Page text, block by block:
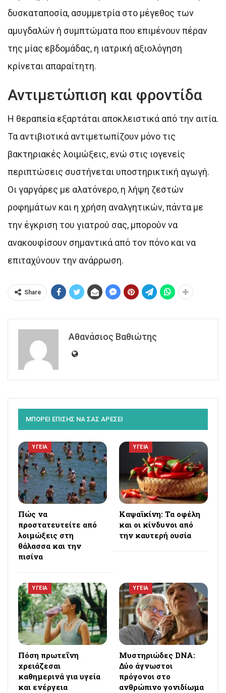
δυσκαταποσία, ασυμμετρία στο μέγεθος των
αμυγδαλών ή συμπτώματα που επιμένουν πέραν
της μίας εβδομάδας, η ιατρική αξιολόγηση
κρίνεται απαραίτητη.
Αντιμετώπιση και φροντίδα
Η θεραπεία εξαρτάται αποκλειστικά από την αιτία.
Τα αντιβιοτικά αντιμετωπίζουν μόνο τις
βακτηριακές λοιμώξεις, ενώ στις ιογενείς
περιπτώσεις συστήνεται υποστηρικτική αγωγή.
Οι γαργάρες με αλατόνερο, η λήψη ζεστών
ροφημάτων και η χρήση αναλγητικών, πάντα με
την έγκριση του γιατρού σας, μπορούν να
ανακουφίσουν σημαντικά από τον πόνο και να
επιταχύνουν την ανάρρωση.
Share
Αθανάσιος Βαθιώτης
ΜΠΟΡΕΙ ΕΠΙΣΗΣ ΝΑ ΣΑΣ ΑΡΕΣΕΙ
ΥΓΕΙΑ
Πώς να
προστατευτείτε από
λοιμώξεις στη
θάλασσα και την
πισίνα
ΥΓΕΙΑ
Καψαϊκίνη: Τα οφέλη
και οι κίνδυνοι από
την καυτερή ουσία
ΥΓΕΙΑ
Πόση πρωτεΐνη
χρειάζεσαι
καθημερινά για υγεία
και ενέργεια
ΥΓΕΙΑ
Μυστηριώδες DNA:
Δύο άγνωστοι
πρόγονοι στο
ανθρώπινο γονιδίωμα